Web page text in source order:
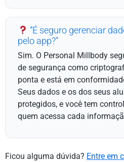
“É seguro gerenciar
pelo app?”
Sim. O Personal Millbody
de segurança como
ponta e está em
Seus dados e os dos seus
protegidos, e você tem
quem acessa cada
Ficou alguma dúvida? Entre em